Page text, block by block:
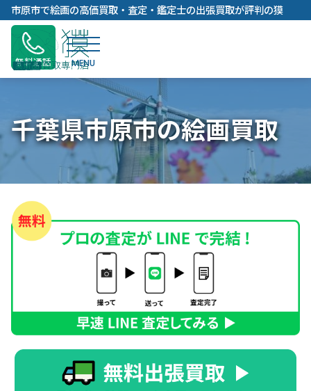
内
容
キ
ッ
プ
市原市で絵画の高価買取・査定・鑑定士の出張買取が評判の獏
無料通話
千葉県市原市の絵画買取